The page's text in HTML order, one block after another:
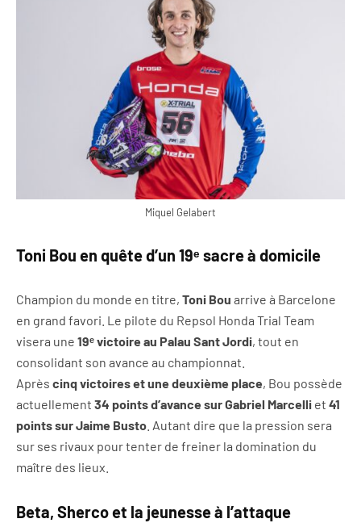
Miquel Gelabert
Toni Bou en quête d’un 19ᵉ sacre à domicile
Champion du monde en titre, Toni Bou arrive à Barcelone
en grand favori. Le pilote du Repsol Honda Trial Team
visera une 19ᵉ victoire au Palau Sant Jordi, tout en
consolidant son avance au championnat.
Après cinq victoires et une deuxième place, Bou possède
actuellement 34 points d’avance sur Gabriel Marcelli et 41
points sur Jaime Busto . Autant dire que la pression sera
sur ses rivaux pour tenter de freiner la domination du
maître des lieux.
Beta, Sherco et la jeunesse à l’attaque